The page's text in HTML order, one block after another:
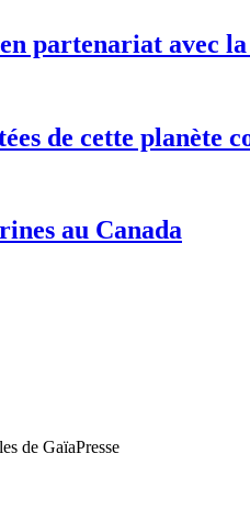
partenariat avec
de cette planète
au Canada
de GaïaPresse